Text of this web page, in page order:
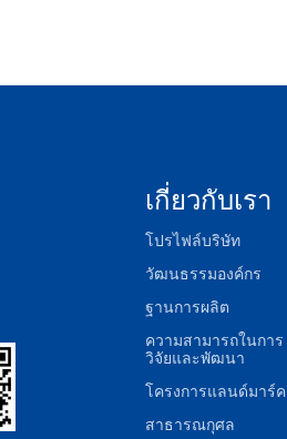
เกี่ยวกับเรา
โปรไฟล์บริษัท
วัฒนธรรมองค์กร
ฐานการผลิต
ความสามารถในการ
วิจัยและพัฒนา
โครงการแลนด์มาร์ค
สาธารณกุศล